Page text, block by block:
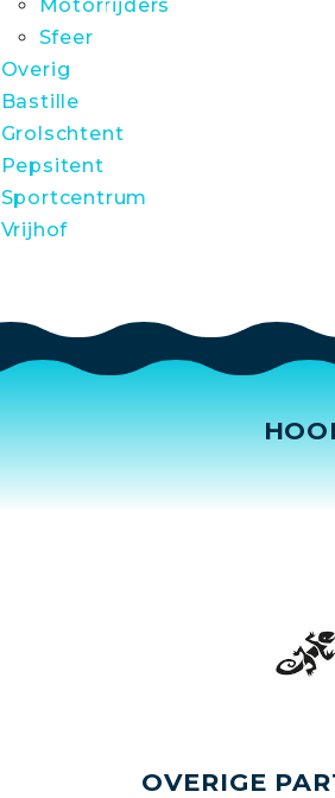
Motorrijders
Sfeer
Overig
Bastille
Grolschtent
Pepsitent
Sportcentrum
Vrijhof
OVERIGE